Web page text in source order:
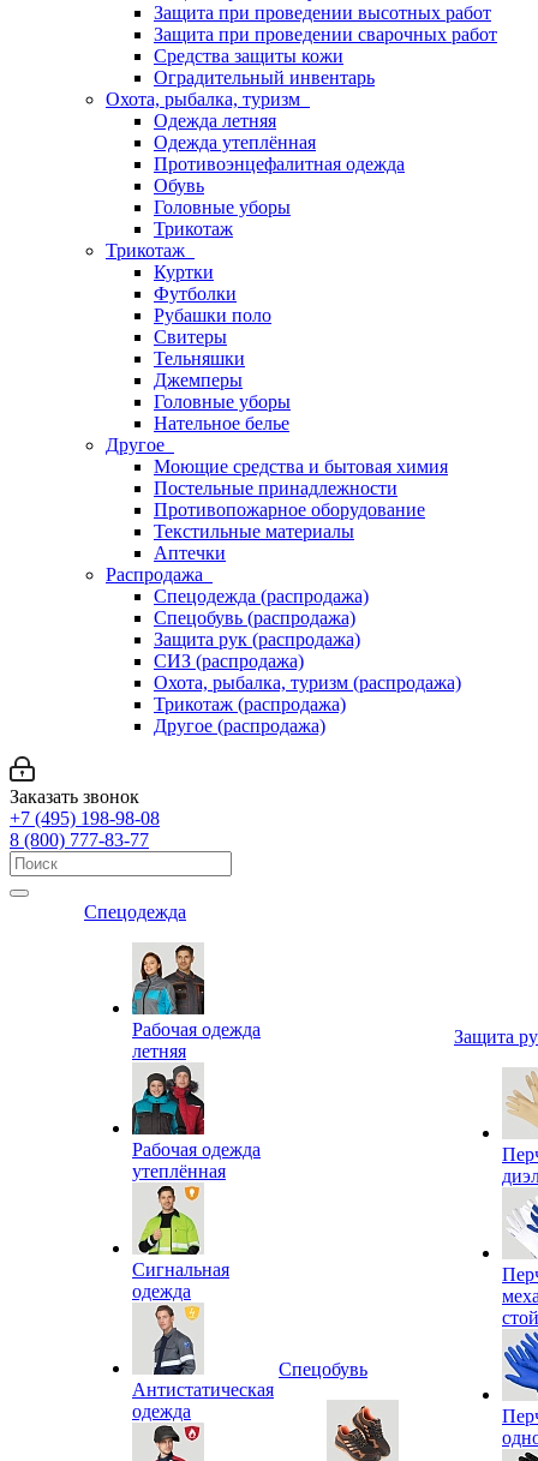
Защита при проведении высотных работ
Защита при проведении сварочных работ
Средства защиты кожи
Оградительный инвентарь
Охота, рыбалка, туризм
Одежда летняя
Одежда утеплённая
Противоэнцефалитная одежда
Обувь
Головные уборы
Трикотаж
Трикотаж
Куртки
Футболки
Рубашки поло
Свитеры
Тельняшки
Джемперы
Головные уборы
Нательное белье
Другое
Моющие средства и бытовая химия
Постельные принадлежности
Противопожарное оборудование
Текстильные материалы
Аптечки
Распродажа
Спецодежда (распродажа)
Спецобувь (распродажа)
Защита рук (распродажа)
СИЗ (распродажа)
Охота, рыбалка, туризм (распродажа)
Трикотаж (распродажа)
Другое (распродажа)
Заказать звонок
+7 (495) 198-98-08
8 (800) 777-83-77
Спецодежда
Рабочая одежда
летняя
Рабочая одежда
утеплённая
Сигнальная
одежда
Антистатическая
одежда
Спецобувь
Защита